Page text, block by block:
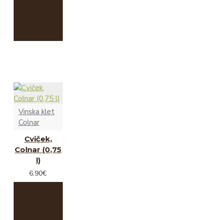
Vinska klet
Colnar
Cviček,
Colnar (0,75
l)
6.90€